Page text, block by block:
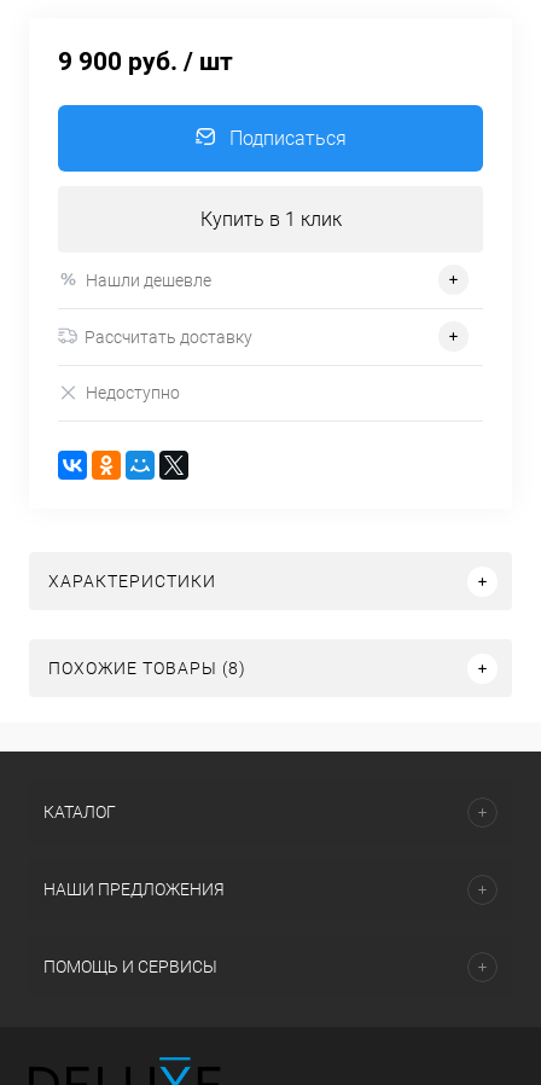
9 900 руб. / шт
Подписаться
Купить в 1 клик
Нашли дешевле
Рассчитать доставку
Недоступно
ХАРАКТЕРИСТИКИ
ПОХОЖИЕ ТОВАРЫ (8)
КАТАЛОГ
НАШИ ПРЕДЛОЖЕНИЯ
ПОМОЩЬ И СЕРВИСЫ